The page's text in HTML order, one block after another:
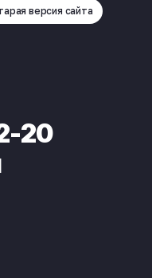
версия сайта
20